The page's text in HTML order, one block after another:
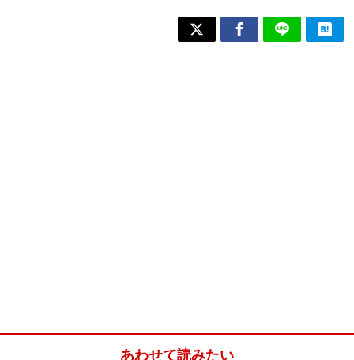
あわせて読みたい